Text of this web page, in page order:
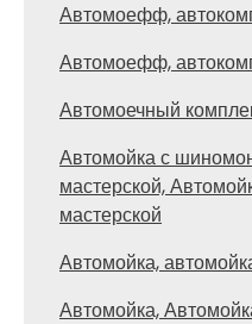
Автомоефф,
Автомоефф,
Автомоечный
Автомойка с
мастерской,
мастерской
Автомойка,
Автомойка,